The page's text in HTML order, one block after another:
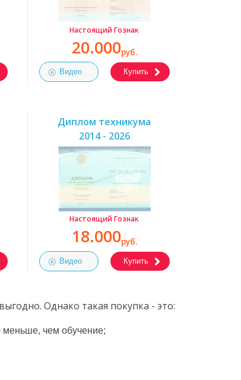
Настоящий Гознак
20.000руб.
Видео Купить
Диплом техникума
2014 - 2026
Настоящий Гознак
18.000руб.
Видео Купить
Однако такая покупка - это:
меньше, чем обучение;